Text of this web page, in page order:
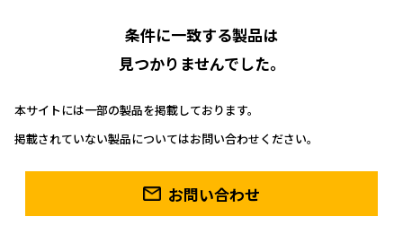
条件に一致する製品は
見つかりませんでした。
本サイトには一部の製品を掲載しております。
掲載されていない製品についてはお問い合わせください。
お問い合わせ